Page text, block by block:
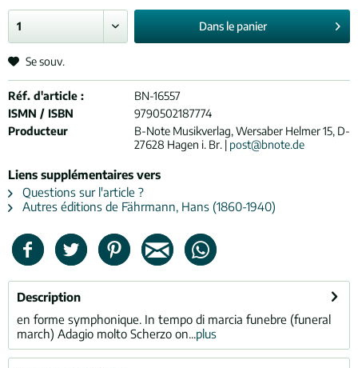
Dans le panier
Se souv.
Réf. d'article :
BN-16557
ISMN / ISBN
9790502187774
Producteur
B-Note Musikverlag, Wersaber Helmer 15, D-
27628 Hagen i. Br. | post@bnote.de
Liens supplémentaires vers
Questions sur l'article ?
Autres éditions de Fährmann, Hans (1860-1940)
Description
en forme symphonique. In tempo di marcia funebre (funeral
march) Adagio molto Scherzo on...plus